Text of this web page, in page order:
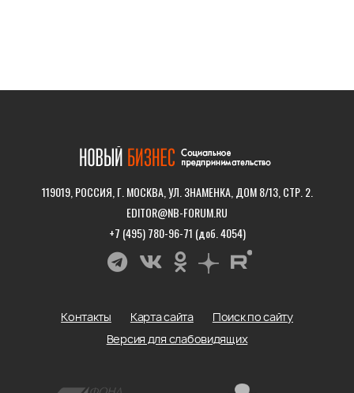
119019, РОССИЯ, Г. МОСКВА, УЛ. ЗНАМЕНКА, ДОМ 8/13, СТР. 2.
EDITOR@NB-FORUM.RU
+7 (495) 780-96-71 (доб. 4054)
Контакты Карта сайта
Поиск по сайту
Версия для слабовидящих